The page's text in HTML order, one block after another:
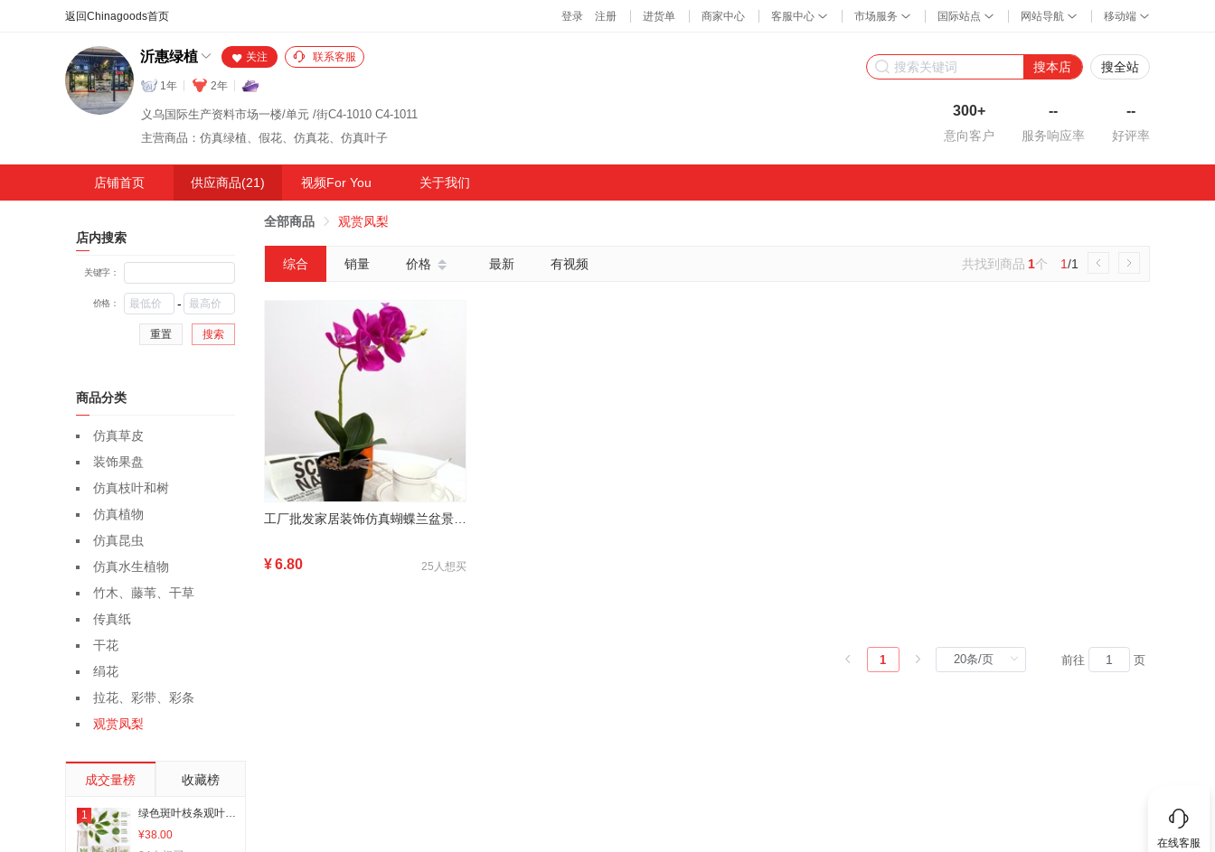
沂惠绿植
1年 2年
关注 联系客服
义乌国际生产资料市场一楼/单元 /街C4-1010 C4-1011
主营商品：仿真绿植、假花、仿真花、仿真叶子
搜本店 搜全站
300+
意向客户
--
服务响应率
--
好评率
在线客服
店铺首页 供应商品(21) 视频For You 关于我们
店内搜索
关键字：
价格： -
重置 搜索
商品分类
仿真草皮
装饰果盘
仿真枝叶和树
仿真植物
仿真昆虫
仿真水生植物
竹木、藤苇、干草
传真纸
干花
绢花
拉花、彩带、彩条
观赏凤梨
成交量榜 收藏榜
1
绿色斑叶枝条观叶植物盆栽绿植家居装饰
¥38.00
全部商品 观赏凤梨
综合 销量 价格 最新 有视频 共找到商品 1个 1/1
¥6.80 25人想买
1 前往 页